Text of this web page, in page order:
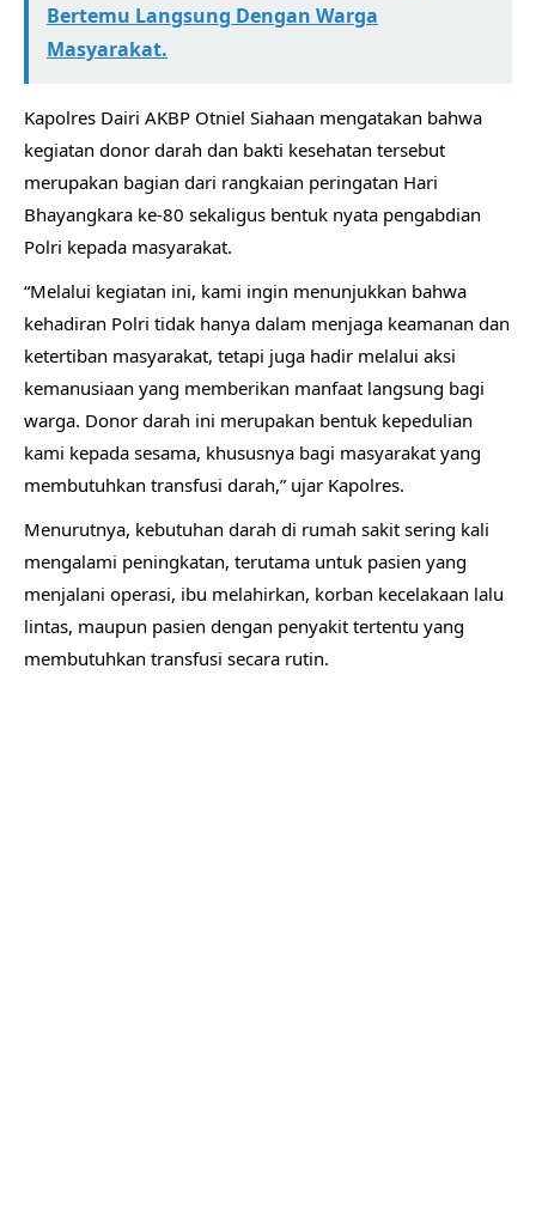
Bertemu Langsung Dengan Warga
Masyarakat.
Kapolres Dairi AKBP Otniel Siahaan mengatakan bahwa
kegiatan donor darah dan bakti kesehatan tersebut
merupakan bagian dari rangkaian peringatan Hari
Bhayangkara ke-80 sekaligus bentuk nyata pengabdian
Polri kepada masyarakat.
“Melalui kegiatan ini, kami ingin menunjukkan bahwa
kehadiran Polri tidak hanya dalam menjaga keamanan dan
ketertiban masyarakat, tetapi juga hadir melalui aksi
kemanusiaan yang memberikan manfaat langsung bagi
warga. Donor darah ini merupakan bentuk kepedulian
kami kepada sesama, khususnya bagi masyarakat yang
membutuhkan transfusi darah,” ujar Kapolres.
Menurutnya, kebutuhan darah di rumah sakit sering kali
mengalami peningkatan, terutama untuk pasien yang
menjalani operasi, ibu melahirkan, korban kecelakaan lalu
lintas, maupun pasien dengan penyakit tertentu yang
membutuhkan transfusi secara rutin.